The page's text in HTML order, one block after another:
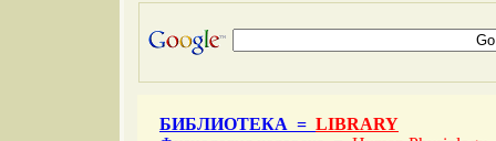
БИБЛИОТЕКА = LIBRARY